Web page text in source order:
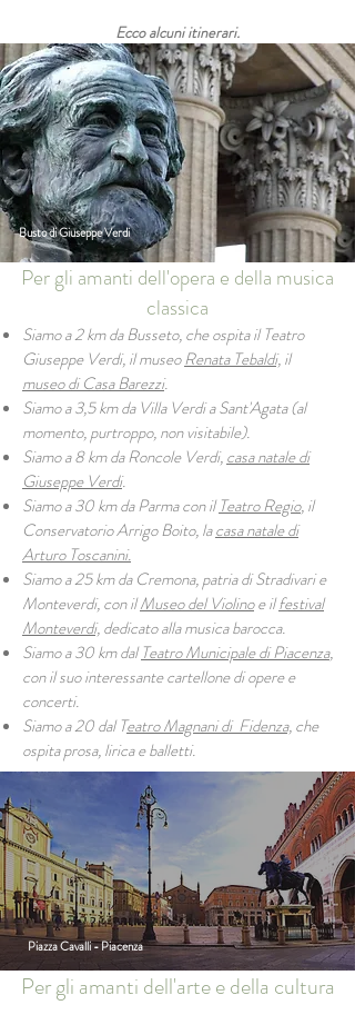
Ecco alcuni itinerari.
Busto di Giuseppe Verdi
Per gli amanti dell'opera e della musica
classica
Siamo a 2 km da Busseto, che ospita il Teatro
Giuseppe Verdi, il museoRenata Tebaldi,il
museo di Casa Barezzi.
Siamo a 3,5 km da Villa Verdi a Sant'Agata (al
momento, purtroppo, non visitabile).
Siamo a 8 km da Roncole Verdi,casa natale di
Giuseppe Verdi.
Siamo a 30 km da Parma con ilTeatro Regio, il
Conservatorio Arrigo Boito, lacasa natale di
Arturo Toscanini.
Siamo a 25 km da Cremona, patria di Stradivari e
Monteverdi, con ilMuseo del Violinoe ilfestival
Monteverdi,dedicato alla musica barocca.
Siamo a 30 km dalTeatro Municipale di Piacenza,
con il suo interessante cartellone di opere e
concerti.
Siamo a 20 dal Teatro Magnani di Fidenza,che
ospita prosa, lirica e balletti.
Piazza Cavalli - Piacenza
Per gli amanti dell'arte e della cultura